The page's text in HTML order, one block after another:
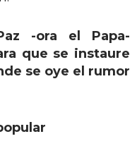
-ora el Papa-
que se instaure
se oye el rumor